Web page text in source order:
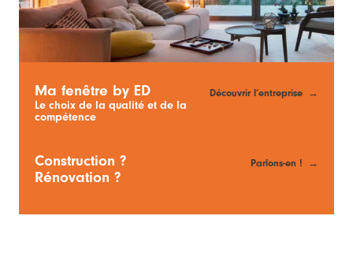
Ma fenêtre by ED
Le choix de la qualité et de la
compétence
Découvrir l’entreprise
Construction ?
Rénovation ?
Parlons-en !